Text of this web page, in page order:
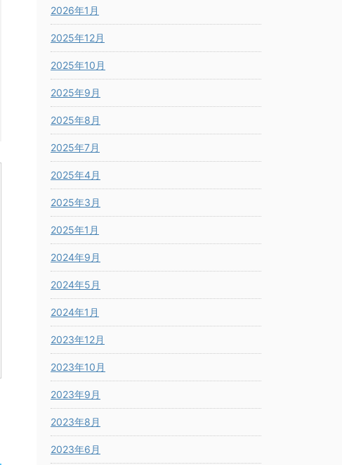
2026年1月
2025年12月
2025年10月
2025年9月
2025年8月
2025年7月
2025年4月
2025年3月
2025年1月
2024年9月
2024年5月
2024年1月
2023年12月
2023年10月
2023年9月
2023年8月
2023年6月